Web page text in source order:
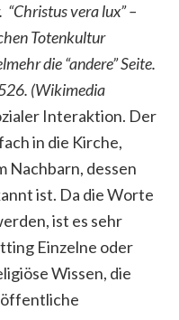
“Christus vera lux” –
Totenkultur
die “andere” Seite.
(Wikimedia
Interaktion. Der
in die Kirche,
Nachbarn, dessen
ist. Da die Worte
ist es sehr
Einzelne oder
Wissen, die